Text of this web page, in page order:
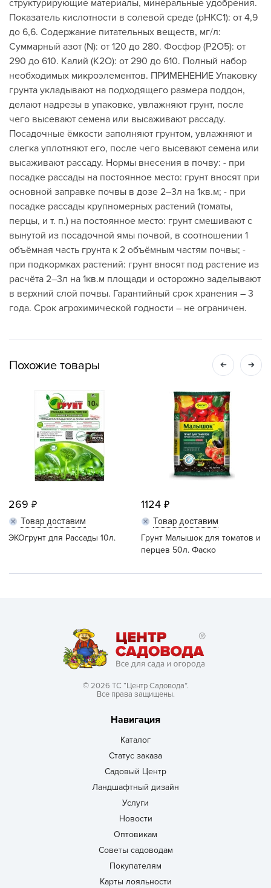
структурирующие материалы, минеральные удобрения.
Показатель кислотности в солевой среде (рНКС1): от 4,9
до 6,6. Содержание питательных веществ, мг/л:
Суммарный азот (N): от 120 до 280. Фосфор (Р2О5): от
290 до 610. Калий (К2О): от 290 до 610. Полный набор
необходимых микроэлементов. ПРИМЕНЕНИЕ Упаковку
грунта укладывают на подходящего размера поддон,
делают надрезы в упаковке, увлажняют грунт, после
чего высевают семена или высаживают рассаду.
Посадочные ёмкости заполняют грунтом, увлажняют и
слегка уплотняют его, после чего высевают семена или
высаживают рассаду. Нормы внесения в почву: - при
посадке рассады на постоянное место: грунт вносят при
основной заправке почвы в дозе 2–3л на 1кв.м; - при
посадке рассады крупномерных растений (томаты,
перцы, и т. п.) на постоянное место: грунт смешивают с
вынутой из посадочной ямы почвой, в соотношении 1
объёмная часть грунта к 2 объёмным частям почвы; -
при подкормках растений: грунт вносят под растение из
расчёта 2–3л на 1кв.м площади и осторожно заделывают
в верхний слой почвы. Гарантийный срок хранения – 3
года. Срок агрохимической годности – не ограничен.
Похожие товары
269
Товар доставим
ЭКОгрунт для Рассады 10л.
1124
Товар доставим
Грунт Малышок для томатов и
перцев 50л. Фаско
© 2026 ТС “Центр Садовода”.
Все права защищены.
Навигация
Каталог
Статус заказа
Садовый Центр
Ландшафтный дизайн
Услуги
Новости
Оптовикам
Советы садоводам
Покупателям
Карты лояльности